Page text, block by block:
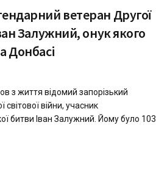
ветеран Другої
Залужний, онук якого
Донбасі
з життя відомий запорізький
світової війни, учасник
битви Іван Залужний. Йому було 103